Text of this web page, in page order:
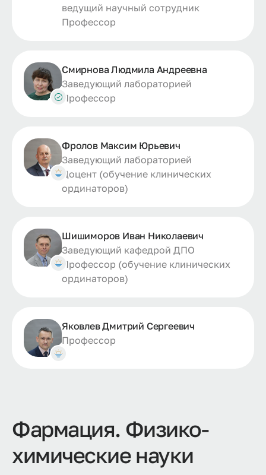
ведущий научный сотрудник
Профессор
Смирнова Людмила Андреевна
Заведующий лабораторией
Профессор
Фролов Максим Юрьевич
Заведующий лабораторией
Доцент (обучение клинических
ординаторов)
Шишиморов Иван Николаевич
Заведующий кафедрой ДПО
Профессор (обучение клинических
ординаторов)
Яковлев Дмитрий Сергеевич
Профессор
Фармация. Физико-
химические науки